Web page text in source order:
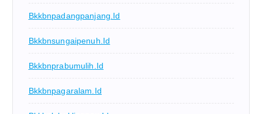
Bkkbnpadangpanjang.id
Bkkbnsungaipenuh.id
Bkkbnprabumulih.id
Bkkbnpagaralam.id